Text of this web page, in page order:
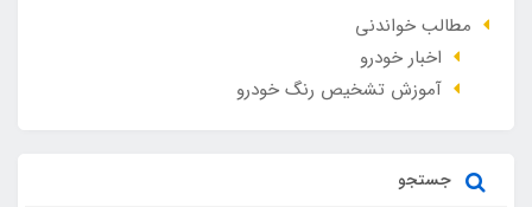
مطالب خواندنی
اخبار خودرو
آموزش تشخیص رنگ خودرو
جستجو